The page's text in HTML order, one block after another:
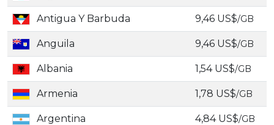
Antigua Y Barbuda 9,46 US$/GB
Anguila 9,46 US$/GB
Albania 1,54 US$/GB
Armenia 1,78 US$/GB
Argentina 4,84 US$/GB